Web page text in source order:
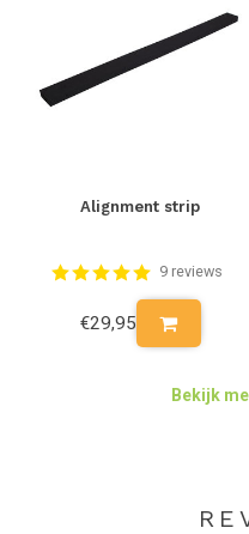
Alignment strip
9 reviews
€29,95
Bekijk